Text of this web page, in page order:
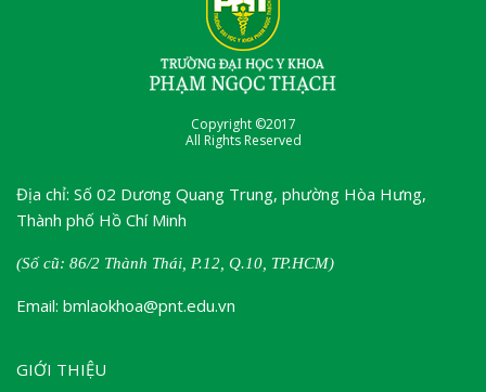
Copyright ©2017
All Rights Reserved
Địa chỉ: Số 02 Dương Quang Trung, phường Hòa Hưng,
Thành phố Hồ Chí Minh
(Số cũ: 86/2 Thành Thái, P.12, Q.10, TP.HCM)
Email: bmlaokhoa@pnt.edu.vn
GIỚI THIỆU